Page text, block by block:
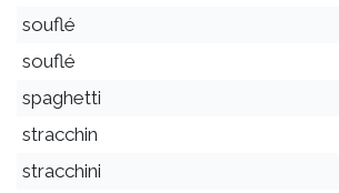
souflé
souflé
spaghetti
stracchin
stracchini